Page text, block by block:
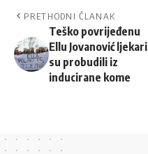
PRETHODNI ČLANAK
Teško povrijeđenu
Ellu Jovanović ljekari
su probudili iz
inducirane kome